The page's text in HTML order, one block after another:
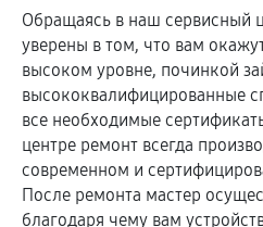
Обращаясь в наш сервисный
уверены в том, что вам
высоком уровне, починкой
высококвалифицированные
все необходимые
центре ремонт всегда
современном и
После ремонта мастер
благодаря чему вам